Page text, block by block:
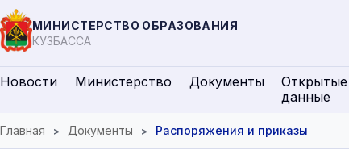
МИНИСТЕРСТВО ОБРАЗОВАНИЯ
КУЗБАССА
Новости Министерство Документы
Открытые
данные
Главная Документы Распоряжения и приказы